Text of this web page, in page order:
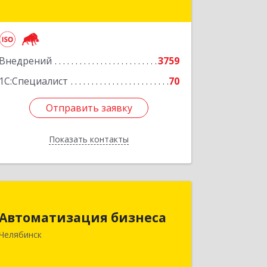
Внедрений
3759
1С:Специалист
70
Отправить заявку
Показать контакты
Отправить заявку
Назад
бизнеса
454018, Челябинская обл,
Челябинский г.о., Челябинск г, вн.р-н